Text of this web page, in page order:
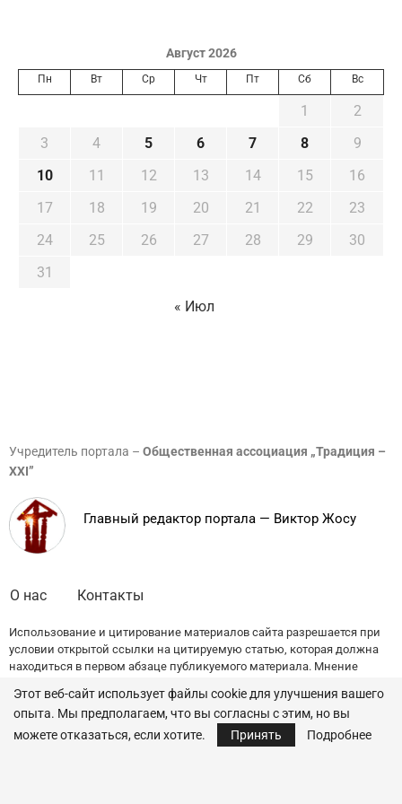
Август 2026
Пн Вт Ср Чт Пт Сб Вс
1
2
3
4 5 6 7 8
9
10
11 12 13 14 15
16
17
18 19 20 21 22
23
24
25 26 27 28 29
30
31
« Июл
Учредитель портала – Общественная ассоциация „Традиция –
XXI”
Главный редактор портала — Виктор Жосу
О нас Контакты
Использование и цитирование материалов сайта разрешается при
условии открытой ссылки на цитируемую статью, которая должна
находиться в первом абзаце публикуемого материала. Мнение
© 2022 — All Rights Reserved. Traditia.md
Этот веб-сайт использует файлы cookie для улучшения вашего
опыта. Мы предполагаем, что вы согласны с этим, но вы
можете отказаться, если хотите.
Принять Подробнее